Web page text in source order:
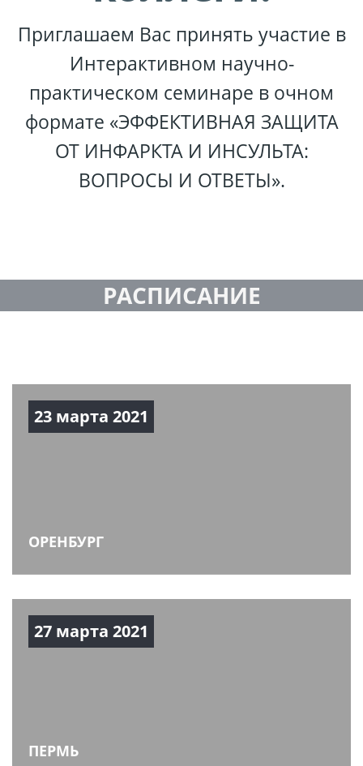
Приглашаем Вас принять участие в
Интерактивном научно-
практическом семинаре в очном
формате «ЭФФЕКТИВНАЯ ЗАЩИТА
ОТ ИНФАРКТА И ИНСУЛЬТА:
ВОПРОСЫ И ОТВЕТЫ».
РАСПИСАНИЕ
23 марта 2021
ОРЕНБУРГ
27 марта 2021
ПЕРМЬ